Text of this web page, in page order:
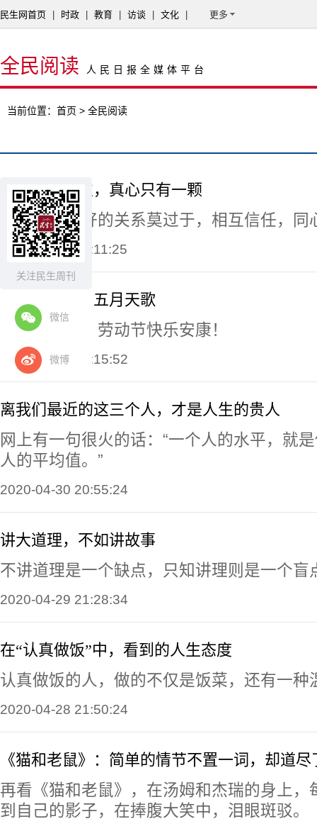
关注民生周刊
微信
微博
民生网首页 时政 教育 访谈 文化 更多
全民阅读 人民日报全媒体平台
当前位置： 首页 > 全民阅读
信任只有一次，真心只有一颗
这世间最美好的关系莫过于，相互信任，同
2020-05-02 21:11:25
致敬劳动者丨五月天歌
致敬劳动者，劳动节快乐安康！
2020-05-01 20:15:52
离我们最近的这三个人，才是人生的贵人
网上有一句很火的话：“一个人的水平，就
人的平均值。”
2020-04-30 20:55:24
讲大道理，不如讲故事
不讲道理是一个缺点，只知讲理则是一个盲
2020-04-29 21:28:34
在“认真做饭”中，看到的人生态度
认真做饭的人，做的不仅是饭菜，还有一种
2020-04-28 21:50:24
《猫和老鼠》：简单的情节不置一词，却道尽
再看《猫和老鼠》，在汤姆和杰瑞的身上，
到自己的影子，在捧腹大笑中，泪眼斑驳。